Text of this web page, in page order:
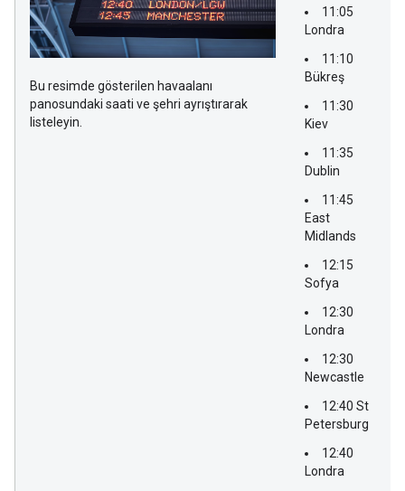
Bu resimde gösterilen havaalanı
panosundaki saati ve şehri ayrıştırarak
listeleyin.
11:05
Londra
11:10
Bükreş
11:30
Kiev
11:35
Dublin
11:45
East
Midlands
12:15
Sofya
12:30
Londra
12:30
Newcastle
12:40 St
Petersburg
12:40
Londra